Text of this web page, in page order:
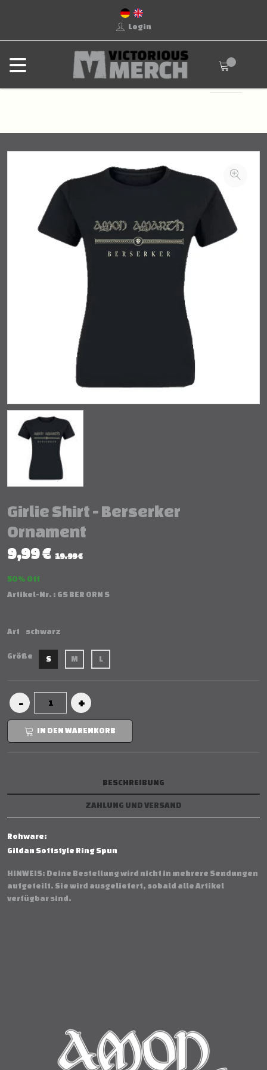
Login
Girlie Shirt - Berserker
Ornament
9,99 € 19.99 €
50 % Off
Artikel-Nr. : GS BER ORN S
Art schwarz
Größe S M L
IN DEN WARENKORB
BESCHREIBUNG
ZAHLUNG UND VERSAND
Rohware:
Gildan Softstyle Ring Spun
HINWEIS: Deine Bestellung wird nicht in mehrere Sendungen
aufgeteilt. Sie wird ausgeliefert, sobald alle Artikel
verfügbar sind.